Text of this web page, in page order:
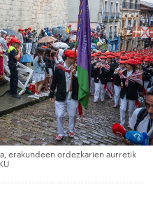
erakundeen ordezkarien aurretik